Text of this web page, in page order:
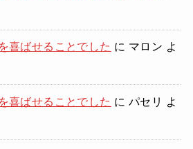
喜ばせることでした に マロン よ
喜ばせることでした に パセリ
よ